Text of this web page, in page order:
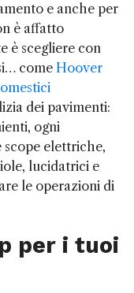
e anche per
è affatto
è scegliere con
come Hoover
dei pavimenti:
ogni
elettriche,
lucidatrici e
le operazioni di
per i tuoi